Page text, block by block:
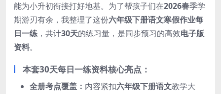
能为小升初衔接打好地基。为了帮孩子们在2026春季学
期游刃有余，我整理了这份六年级下册语文寒假作业每
日一练 ，共计30天的练习量，是同步预习的高效电子版
资料。
本套30天每日一练资料核心亮点：
全册考点覆盖： 内容紧扣六年级下册语文教学大